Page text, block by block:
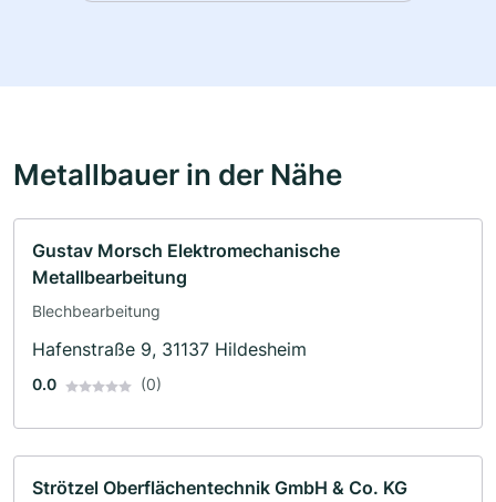
Metallbauer in der Nähe
Gustav Morsch Elektromechanische
Metallbearbeitung
Blechbearbeitung
Hafenstraße 9, 31137 Hildesheim
0.0 (0)
Strötzel Oberflächentechnik GmbH & Co. KG